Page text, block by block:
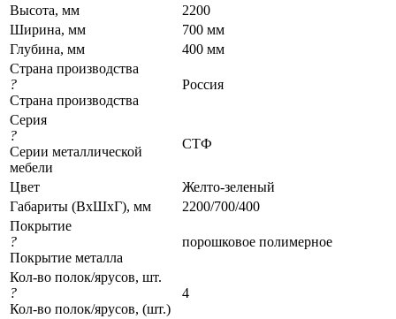
Высота, мм
2200
Ширина, мм
700 мм
Глубина, мм
400 мм
Страна производства
?
Страна производства
Россия
Серия
?
Серии металлической
мебели
СТФ
Цвет
Желто-зеленый
Габариты (ВхШхГ), мм
2200/700/400
Покрытие
?
Покрытие металла
порошковое полимерное
Кол-во полок/ярусов, шт.
?
Кол-во полок/ярусов, (шт.)
4